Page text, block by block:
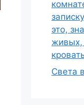
это,
живых,
Света